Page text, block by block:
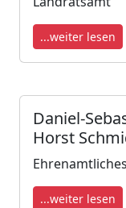
...weiter lesen
Daniel-
Horst
...weiter lesen